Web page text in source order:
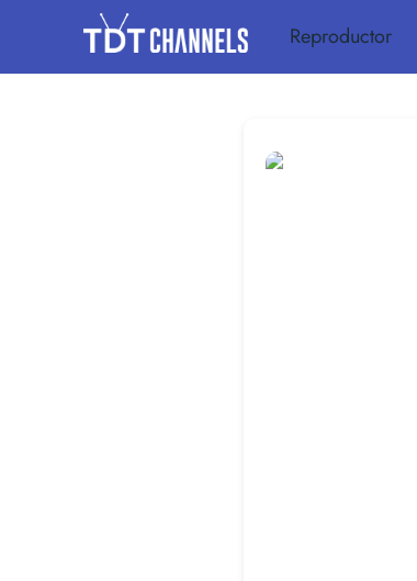
Reproductor